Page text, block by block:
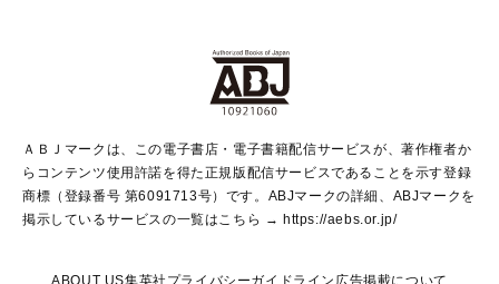
ジャンプルーキー！
ジャンプTOON
S-MANGA
集英社ジャンプリミックス
ウルトラジャンプ
リマコミ＋
マンガMeets
月刊オフィスユー
LEE
Marisol
パラスポ＋！
青春と読書
アジア人物史
集英社新書
集英社新書プラス
よみタイ
ライトノベル・ノベライズ
集英社Webマガジン Cobalt
集英社オレンジ文庫
シフォン文庫
集英社みらい文庫
S-KIDS.LAND
SHUEISHA MANGA-ART HERITAGE
HAPPY PLUS STORE
shueisha vox
EDITOR'S LAB
ＡＢＪマークは、この電子書店・電子書籍配信サービスが、著作権者か
らコンテンツ使用許諾を得た正規版配信サービスであることを示す登録
商標（登録番号 第6091713号）です。ABJマークの詳細、ABJマークを
掲示しているサービスの一覧はこちら → https://aebs.or.jp/
ABOUT US集英社プライバシーガイドライン 広告掲載について